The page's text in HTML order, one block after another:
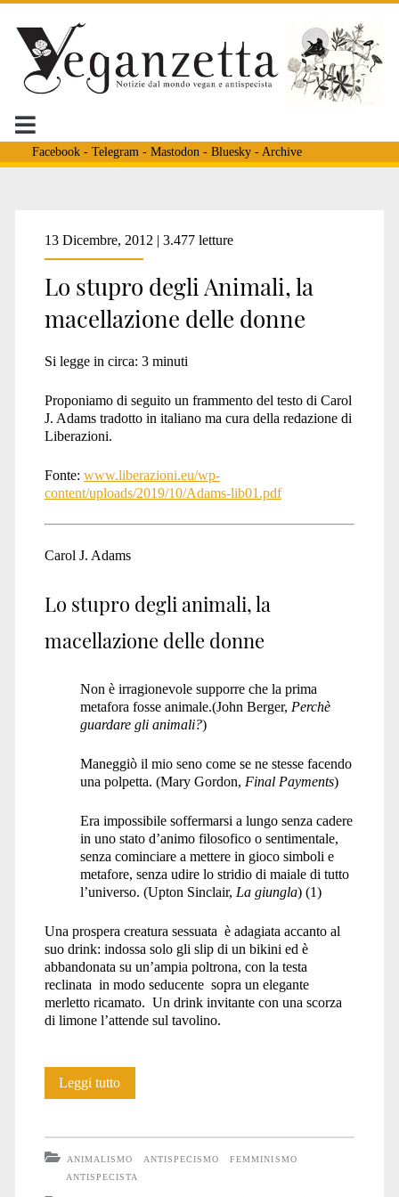
Facebook- Telegram - Mastodon - Bluesky- Archive
Tag:
<span>femminismo
animalista</span>
13 Dicembre, 2012 | 3.477 letture
Lo stupro degli Animali, la
macellazione delle donne
Si legge in circa: 3 minuti
Proponiamo di seguito un frammento del testo di Carol
J. Adams tradotto in italiano ma cura della redazione di
Liberazioni.
Fonte: www.liberazioni.eu/wp-
content/uploads/2019/10/Adams-lib01.pdf
Carol J. Adams
Lo stupro degli animali, la
macellazione delle donne
Non è irragionevole supporre che la prima
metafora fosse animale.(John Berger, Perchè
guardare gli animali?)
Maneggiò il mio seno come se ne stesse facendo
una polpetta. (Mary Gordon, Final Payments)
Era impossibile soffermarsi a lungo senza cadere
in uno stato d’animo filosofico o sentimentale,
senza cominciare a mettere in gioco simboli e
metafore, senza udire lo stridio di maiale di tutto
l’universo. (Upton Sinclair, La giungla) (1)
Una prospera creatura sessuata è adagiata accanto al
suo drink: indossa solo gli slip di un bikini ed è
abbandonata su un’ampia poltrona, con la testa
reclinata in modo seducente sopra un elegante
merletto ricamato. Un drink invitante con una scorza
di limone l’attende sul tavolino.
Leggi tuttoLo
Animali,
ANIMALISMO ANTISPECISMO
FEMMINISMO
ANTISPECISTA